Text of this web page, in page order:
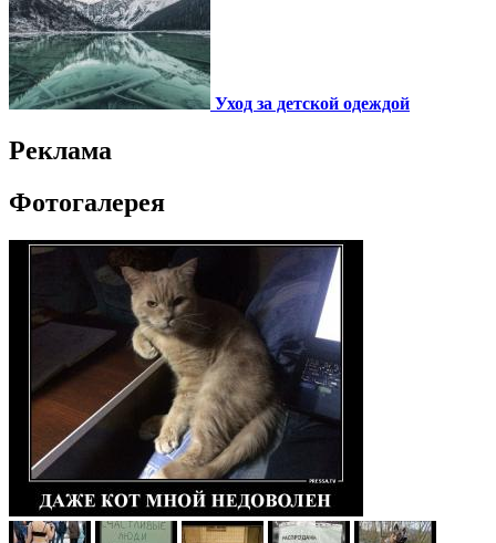
Уход за детской одеждой
Реклама
Фотогалерея